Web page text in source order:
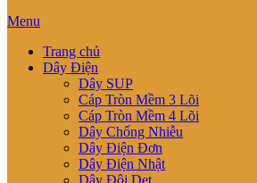
Menu
Trang chủ
Dây Điện
Dây SUP
Cáp Tròn Mềm 3 Lõi
Cáp Tròn Mềm 4 Lõi
Dây Chống Nhiễu
Dây Điện Đơn
Dây Điện Nhật
Dây Đôi Dẹt